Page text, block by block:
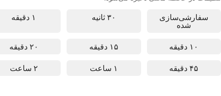
سفارشی‌سازی
شده
۳۰ ثانیه
تایمر آنلاین ۳۰ ثانیه‌ای - مناسب برای استراحت کوتاه، تمرین تنفس و تمرکز سریع
۱ دقیقه
تایمر آنلاین ۱ دقیقه‌ای - مناسب برای وظایف سریع،
۱۰ دقیقه
تایمر آنلاین ۱۰ دقیقه‌ای - مناسب برای کارهای کوتاه، تمرین مدیتیشن و تمرکز بر یادگیری
۱۵ دقیقه
تایمر آنلاین ۱۵ دقیقه‌ای - مناسب برای تمرکز بر یادگیری، وظایف کاری و تمرین مدیتیشن
۲۰ دقیقه
تایمر آنلاین ۲۰ دقیقه‌ای - مناسب برای تمرکز بر کار،
۴۵ دقیقه
تایمر آنلاین ۴۵ دقیقه‌ای - مناسب برای تمرکز طولانی، کارهای عمیق و وظایف یادگیری
۱ ساعت ۲ ساعت